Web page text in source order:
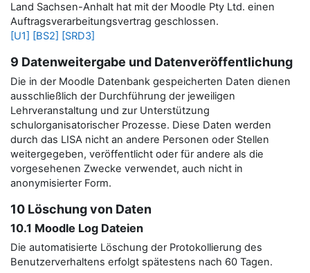
Land Sachsen-Anhalt hat mit der Moodle Pty Ltd. einen
Auftragsverarbeitungsvertrag geschlossen.
[U1] [BS2] [SRD3]
9 Datenweitergabe und Datenveröffentlichung
Die in der Moodle Datenbank gespeicherten Daten dienen
ausschließlich der Durchführung der jeweiligen
Lehrveranstaltung und zur Unterstützung
schulorganisatorischer Prozesse. Diese Daten werden
durch das LISA nicht an andere Personen oder Stellen
weitergegeben, veröffentlicht oder für andere als die
vorgesehenen Zwecke verwendet, auch nicht in
anonymisierter Form.
10 Löschung von Daten
10.1 Moodle Log Dateien
Die automatisierte Löschung der Protokollierung des
Benutzerverhaltens erfolgt spätestens nach 60 Tagen.